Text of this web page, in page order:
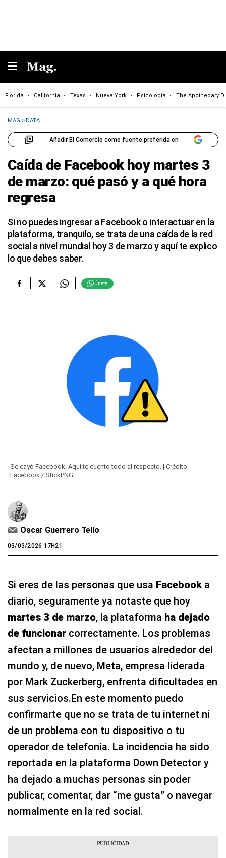
Florida California Texas Nueva York Psicología The Apothecary
MAG >DATA
Añadir El Comercio como fuente preferida en
Caída de Facebook hoy martes 3
de marzo: qué pasó y a qué hora
regresa
Si no puedes ingresar a Facebook o interactuar en la
plataforma, tranquilo, se trata de una caída de la red
social a nivel mundial hoy 3 de marzo y aquí te explico
lo que debes saber.
Únete
Se cayó Facebook. Aquí te cuento todo al respecto. | Crédito:
Facebook / StickPNG
Oscar Guerrero Tello
03/03/2026 17H21
Si eres de las personas que usa Facebook a
diario, seguramente ya notaste que hoy
martes 3 de marzo, la plataforma ha dejado
de funcionar correctamente. Los problemas
afectan a millones de usuarios alrededor del
mundo y, de nuevo, Meta, empresa liderada
por Mark Zuckerberg, enfrenta dificultades en
sus servicios.En este momento puedo
confirmarte que no se trata de tu internet ni
de un problema con tu dispositivo o tu
operador de telefonía. La incidencia ha sido
reportada en la plataforma Down Detector y
ha dejado a muchas personas sin poder
publicar, comentar, dar “me gusta” o navegar
normalmente en la red social.